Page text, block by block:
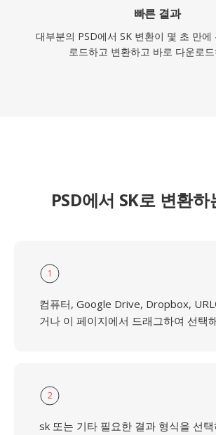
빠른 결과
대부분의 PSD에서 SK 변환이 몇 초 만에
로드하고 변환하고 바로 다운로
PSD에서 SK로 변환하
1
컴퓨터, Google Drive, Dropbox,
거나 이 페이지에서 드래그하여 선택
2
sk 또는 기타 필요한 결과 형식을 선